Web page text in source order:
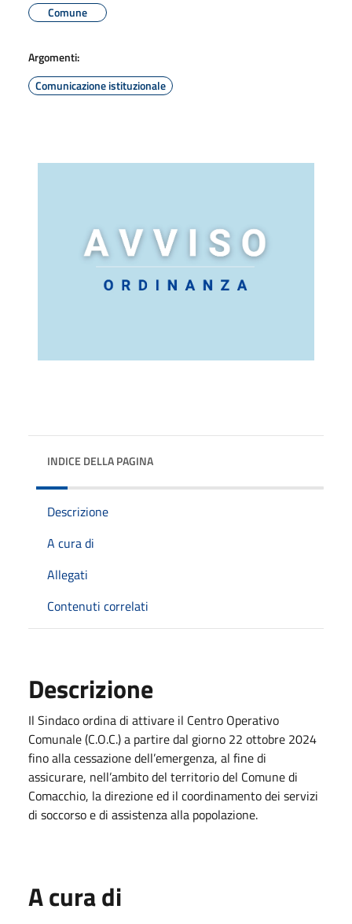
Comune
Argomenti:
Comunicazione istituzionale
INDICE DELLA PAGINA
Descrizione
A cura di
Allegati
Contenuti correlati
Descrizione
Il Sindaco ordina di attivare il Centro Operativo
Comunale (C.O.C.) a partire dal giorno 22 ottobre 2024
fino alla cessazione dell’emergenza, al fine di
assicurare, nell’ambito del territorio del Comune di
Comacchio, la direzione ed il coordinamento dei servizi
di soccorso e di assistenza alla popolazione.
A cura di